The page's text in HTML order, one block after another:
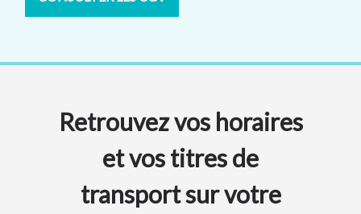
Retrouvez vos horaires
et vos titres de
transport sur votre